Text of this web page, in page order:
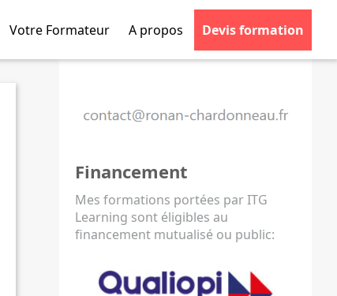
Votre Formateur A propos Devis formation
Financement
Mes formations portées par ITG
Learning sont éligibles au
financement mutualisé ou public: